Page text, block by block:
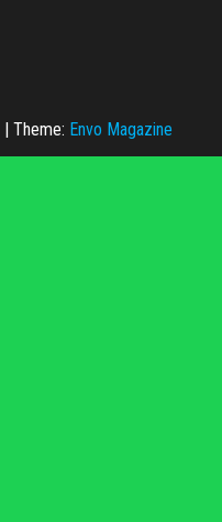
| Theme: Envo Magazine